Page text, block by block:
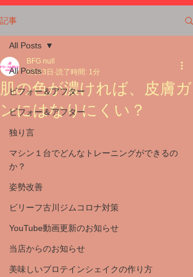
記事
All Posts
ビフォー＆アフター
ビフォー＆アフター
独り言
マシン１台でどんなトレーニングができるの
か？
姿勢改善
ビリーフ古川ジムコロナ対策
YouTube動画更新のお知らせ
当店からのお知らせ
美味しいプロテインシェイクの作り方
All Posts
肌の色が濃ければ、皮膚ガ
ンにはなりにくい？
BFG null
6月23日 読了時間: 1分